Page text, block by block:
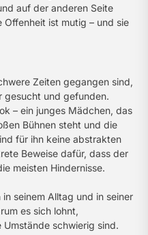
auf der anderen Seite
ist mutig – und sie
Zeiten gegangen sind,
gesucht und gefunden.
– ein junges Mädchen, das
Bühnen steht und die
für ihn keine abstrakten
Beweise dafür, dass der
meisten Hindernisse.
seinem Alltag und in seiner
es sich lohnt,
schwierig sind.